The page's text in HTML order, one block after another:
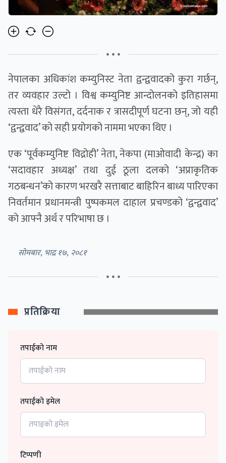
• • •
नेपालका अधिकांश कम्युनिस्ट नेता द्वन्द्ववादको कुरा गर्छन्,
तर व्यवहार उल्टो । विश्व कम्युनिष्ट आन्दोलनको इतिहासमा
त्यस्ता धेरै विसंगत, दर्दनाक र त्रासदीपूर्ण घटना छन्, जो यही
‘द्वन्द्ववाद’ को सही प्रयोगको नाममा भएका थिए ।
एक ‘पूर्वकम्युनिष्ट विद्रोही’ नेता, नेकपा (माओवादी केन्द्र) का
‘सदावहार अध्यक्ष’ तथा दुई ठूला दलको ‘अप्राकृतिक
गठबन्धन’को कारण भरखरै सत्ताबाट बाहिरिन बाध्य पारिएका
निवर्तमान प्रधानमन्त्री पुष्पकमल दाहाल प्रचण्डको ‘द्वन्द्ववाद’
को आफ्नै अर्थ र परिभाषा छ ।
सोमबार, भाद्र १७, २०८१
• • •
प्रतिक्रिया
तपाईको नाम
तपाईको इमेल
टिप्पणी